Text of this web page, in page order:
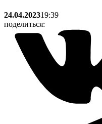
24.04.202319:39
поделиться: